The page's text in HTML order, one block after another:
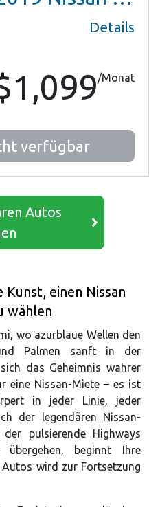
Details
/Monat
verfügbar
Autos
einen Nissan
wählen
wo azurblaue Wellen den
Palmen sanft in der
das Geheimnis wahrer
eine Nissan-Miete – es ist
in jeder Linie, jeder
der legendären Nissan-
pulsierende Highways
beginnt Ihre
wird zur Fortsetzung